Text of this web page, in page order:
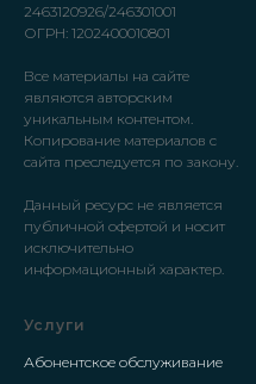
2463120926/246301001
ОГРН: 1202400010801
Все материалы на сайте
являются авторским
уникальным контентом.
Копирование материалов с
сайта преследуется по закону.
Данный ресурс не является
публичной офертой и носит
исключительно
информационный характер.
Услуги
Абонентское обслуживание